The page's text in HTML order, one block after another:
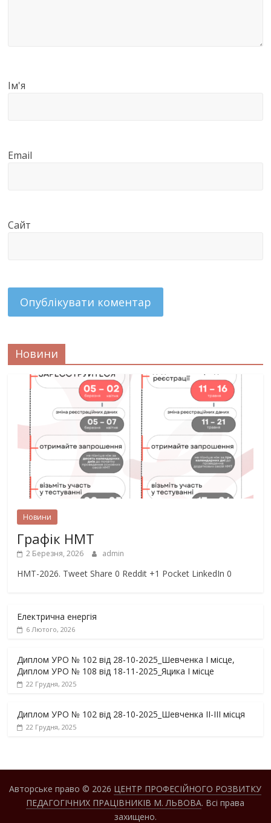
Ім'я
Email
Сайт
Новини
Новини
Графік НМТ
2 Березня, 2026 admin
НМТ-2026. Tweet Share 0 Reddit +1 Pocket LinkedIn 0
Електрична енергія
6 Лютого, 2026
Диплом УРО № 102 від 28-10-2025_Шевченка І місце,
Диплом УРО № 108 від 18-11-2025_Яцика І місце
22 Грудня, 2025
Диплом УРО № 102 від 28-10-2025_Шевченка ІІ-ІІІ місця
22 Грудня, 2025
Авторське право © 2026 ЦЕНТР ПРОФЕСІЙНОГО РОЗВИТКУ
ПЕДАГОГІЧНИХ ПРАЦІВНИКІВ М. ЛЬВОВА. Всі права
захищено.